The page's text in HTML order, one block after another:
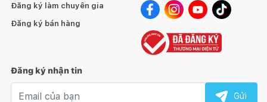
Đăng ký làm chuyên gia
Đăng ký bán hàng
Đăng ký nhận tin
Gửi